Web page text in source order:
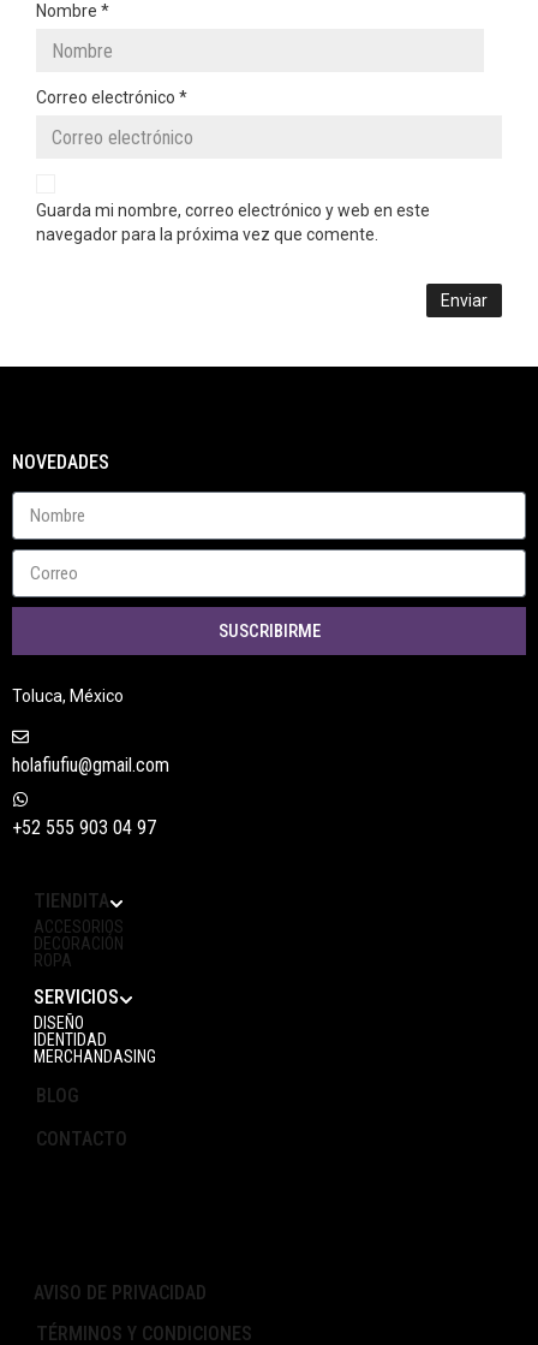
Nombre *
Correo electrónico *
Guarda mi nombre, correo electrónico y web en este
navegador para la próxima vez que comente.
NOVEDADES
SUSCRIBIRME
Toluca, México
holafiufiu@gmail.com
+52 555 903 04 97
TIENDITA
ACCESORIOS
DECORACIÓN
ROPA
SERVICIOS
DISEÑO
IDENTIDAD
MERCHANDASING
BLOG
CONTACTO
AVISO DE PRIVACIDAD
TÉRMINOS Y CONDICIONES